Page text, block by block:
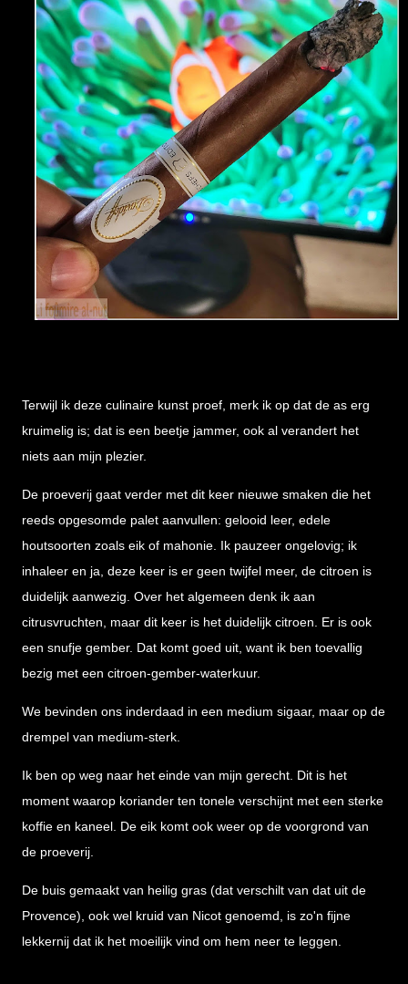
Terwijl ik deze culinaire kunst proef, merk ik op dat de as erg
kruimelig is; dat is een beetje jammer, ook al verandert het
niets aan mijn plezier.
De proeverij gaat verder met dit keer nieuwe smaken die het
reeds opgesomde palet aanvullen: gelooid leer, edele
houtsoorten zoals eik of mahonie. Ik pauzeer ongelovig; ik
inhaleer en ja, deze keer is er geen twijfel meer, de citroen is
duidelijk aanwezig. Over het algemeen denk ik aan
citrusvruchten, maar dit keer is het duidelijk citroen. Er is ook
een snufje gember. Dat komt goed uit, want ik ben toevallig
bezig met een citroen-gember-waterkuur.
We bevinden ons inderdaad in een medium sigaar, maar op de
drempel van medium-sterk.
Ik ben op weg naar het einde van mijn gerecht. Dit is het
moment waarop koriander ten tonele verschijnt met een sterke
koffie en kaneel. De eik komt ook weer op de voorgrond van
de proeverij.
De buis gemaakt van heilig gras (dat verschilt van dat uit de
Provence), ook wel kruid van Nicot genoemd, is zo'n fijne
lekkernij dat ik het moeilijk vind om hem neer te leggen.